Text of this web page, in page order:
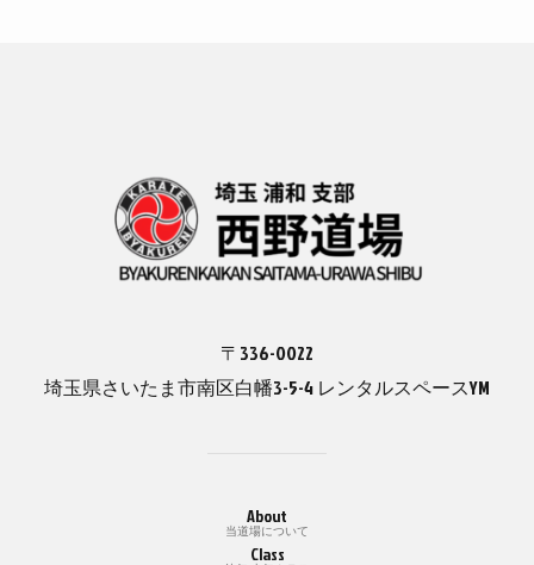
〒336-0022
埼玉県さいたま市南区白幡3-5-4 レンタルスペースYM
About
当道場について
Class